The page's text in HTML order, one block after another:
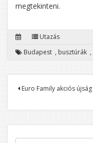
megtekinteni.
Utazás
Budapest , busztúrák ,
Bejegyzés
navigáció
Euro Family akciós újság